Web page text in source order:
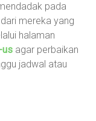
pada
mereka yang
halaman
us agar perbaikan
jadwal atau